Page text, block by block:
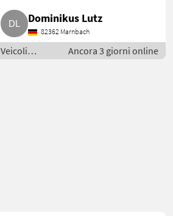
Dominikus Lutz
82362 Marnbach
Veicoli
agricoli a
Ancora 3 giorni online